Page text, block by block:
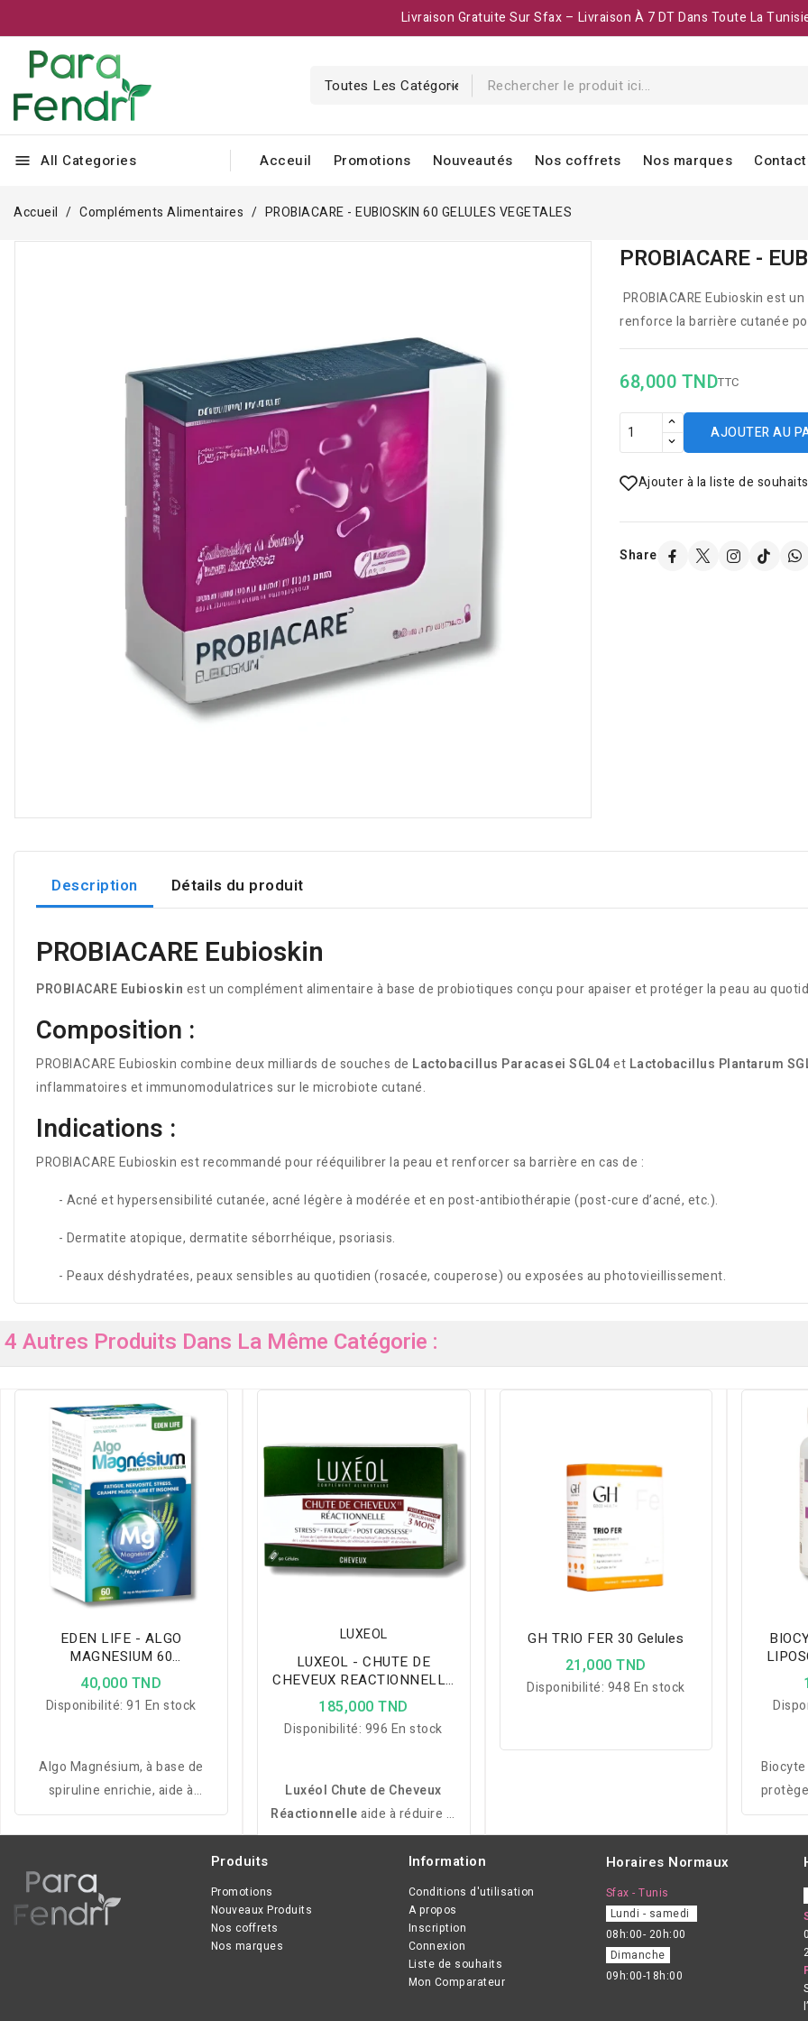
Livraison Gratuite Sur Sfax – Livraison À 7 DT Dans Toute La
menu All Categories Acceuil Promotions Nouveautés Nos coffrets Nos marques
Accueil Compléments Alimentaires PROBIACARE - EUBIOSKIN 60 GELULES VEGETALES
PROBIACARE -
PROBIACARE Eubioskin est
renforce la barrière cutanée
68,000 TNDTTC
AJOUTER AU
Ajouter à la liste de souhaits
Share
Description Détails du produit
PROBIACARE Eubioskin
PROBIACARE Eubioskin est un complément alimentaire à base de probiotiques conçu pour apaiser et protéger la peau au
Composition :
PROBIACARE Eubioskin combine deux milliards de souches de Lactobacillus Paracasei SGL04et Lactobacillus Plantarum
inflammatoires et immunomodulatrices sur le microbiote cutané.
Indications :
PROBIACARE Eubioskin est recommandé pour rééquilibrer la peau et renforcer sa barrière en cas de :
- Acné et hypersensibilité cutanée, acné légère à modérée et en post-antibiothérapie (post-cure d’acné, etc.).
- Dermatite atopique, dermatite séborrhéique, psoriasis.
- Peaux déshydratées, peaux sensibles au quotidien (rosacée, couperose) ou exposées au photovieillissement.
4 Autres Produits Dans La Même Catégorie :
EDEN LIFE - ALGO
MAGNESIUM 60
COMPRIMES
40,000 TND
Disponibilité:91 En stock
Algo Magnésium, à base de
spiruline enrichie, aide à
réduire fatigue, stress,
crampes et troubles du
métabolisme énergétique.
LUXEOL
LUXEOL - CHUTE DE
CHEVEUX REACTIONNELLE
3MOIS 90 GELULES
185,000 TND
Disponibilité: 996 En stock
Luxéol Chute de Cheveux
Réactionnelleaide à réduire la
chute passagère des cheveux,
renforce la fibre capillaire et
soutient l’organisme face au
stress et à la fatigue.
GH TRIO FER 30 Gelules
21,000 TND
Disponibilité: 948 En stock
avec
Produits
Promotions
Nouveaux Produits
Nos coffrets
Nos marques
Information
Conditions d'utilisation
A propos
Inscription
Connexion
Liste de souhaits
Mon Comparateur
Horaires Normaux
Sfax - Tunis
Lundi - samedi
08h:00- 20h:00
Dimanche
09h:00-18h:00